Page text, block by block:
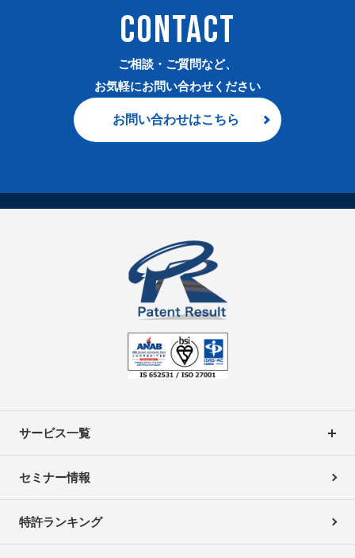
ご相談・ご質問など、
お気軽にお問い合わせください
CONTACT
お問い合わせはこちら
サービス一覧
セミナー情報
特許ランキング